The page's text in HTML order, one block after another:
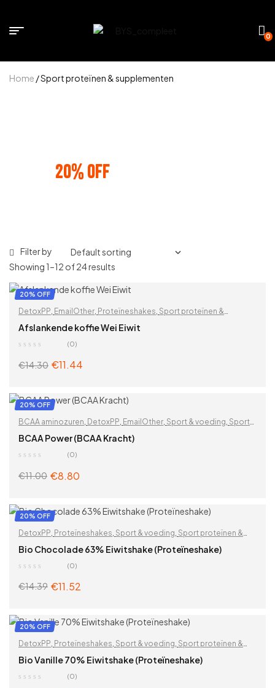
0
Home / Sport proteïnen & supplementen
20% OFF
Filter by
Showing 1–12 of 24 results
20% OFF
DetoxPP EmailOther Proteïneshakes Sport proteïnen &
supplementen Whey proteïnen
Afslankende koffie Wei Eiwit
(0)
€14.30 €11.44
ADD TO CART
20% OFF
BCAA aminozuren, DetoxPP, EmailOther, Sport & voeding, Sport
proteïnen & supplementen,Voedingssupplementen
BCAA Power (BCAA Kracht)
(0)
€11.00 €8.80
ADD TO CART
20% OFF
DetoxPP Proteïneshakes Sport & voeding Sport proteïnen &
supplementen ,Vegan proteïnen, Voor mannen, Voor Veganisten
Bio Chocolade 63% Eiwitshake (Proteïneshake)
(0)
€14.39 €11.52
ADD TO CART
20% OFF
DetoxPP Proteïneshakes Sport & voeding Sport proteïnen &
supplementen,Vegan proteïnen ,Voor Veganisten
Bio Vanille 70% Eiwitshake (Proteïneshake)
(0)